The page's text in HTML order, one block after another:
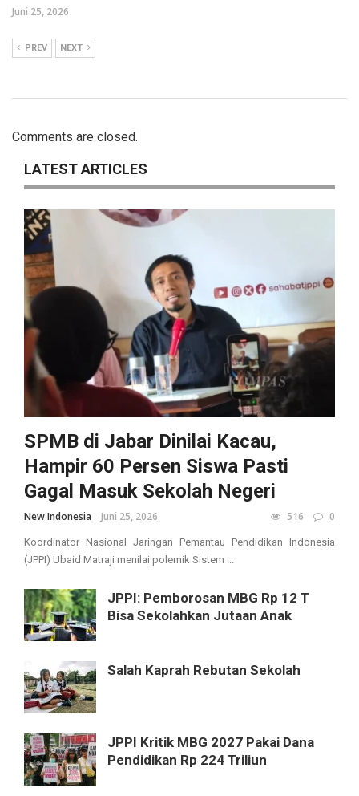
Juni 25, 2026
PREV NEXT
Comments are closed.
LATEST ARTICLES
SPMB di Jabar Dinilai Kacau,
Hampir 60 Persen Siswa Pasti
Gagal Masuk Sekolah Negeri
New Indonesia Juni 25, 2026 516 0
Koordinator Nasional Jaringan Pemantau Pendidikan Indonesia
(JPPI) Ubaid Matraji menilai polemik Sistem ...
JPPI: Pemborosan MBG Rp 12 T
Bisa Sekolahkan Jutaan Anak
Salah Kaprah Rebutan Sekolah
JPPI Kritik MBG 2027 Pakai Dana
Pendidikan Rp 224 Triliun